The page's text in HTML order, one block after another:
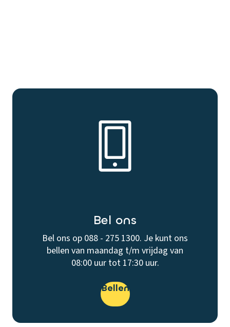
Bel ons
Bel ons op 088 - 275 1300. Je kunt ons
bellen van maandag t/m vrijdag van
08:00 uur tot 17:30 uur.
Bellen